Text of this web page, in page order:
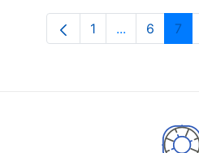
Orrialdea
1 ... 6 7